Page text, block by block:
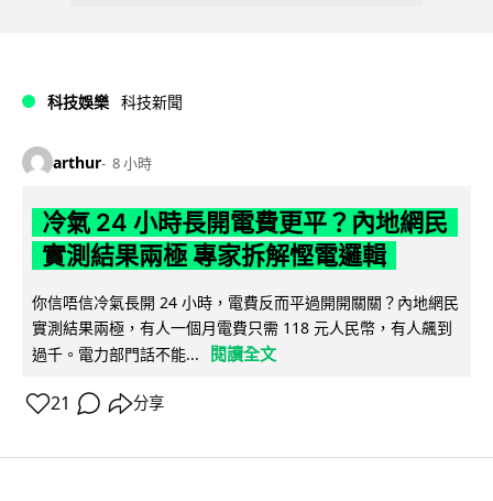
科技娛樂 科技新聞
arthur 8 小時
冷氣 24 小時長開電費更平？內地網民
實測結果兩極 專家拆解慳電邏輯
你信唔信冷氣長開 24 小時，電費反而平過開開關關？內地網民
實測結果兩極，有人一個月電費只需 118 元人民幣，有人飆到
過千。電力部門話不能...
閱讀全文
21 分享